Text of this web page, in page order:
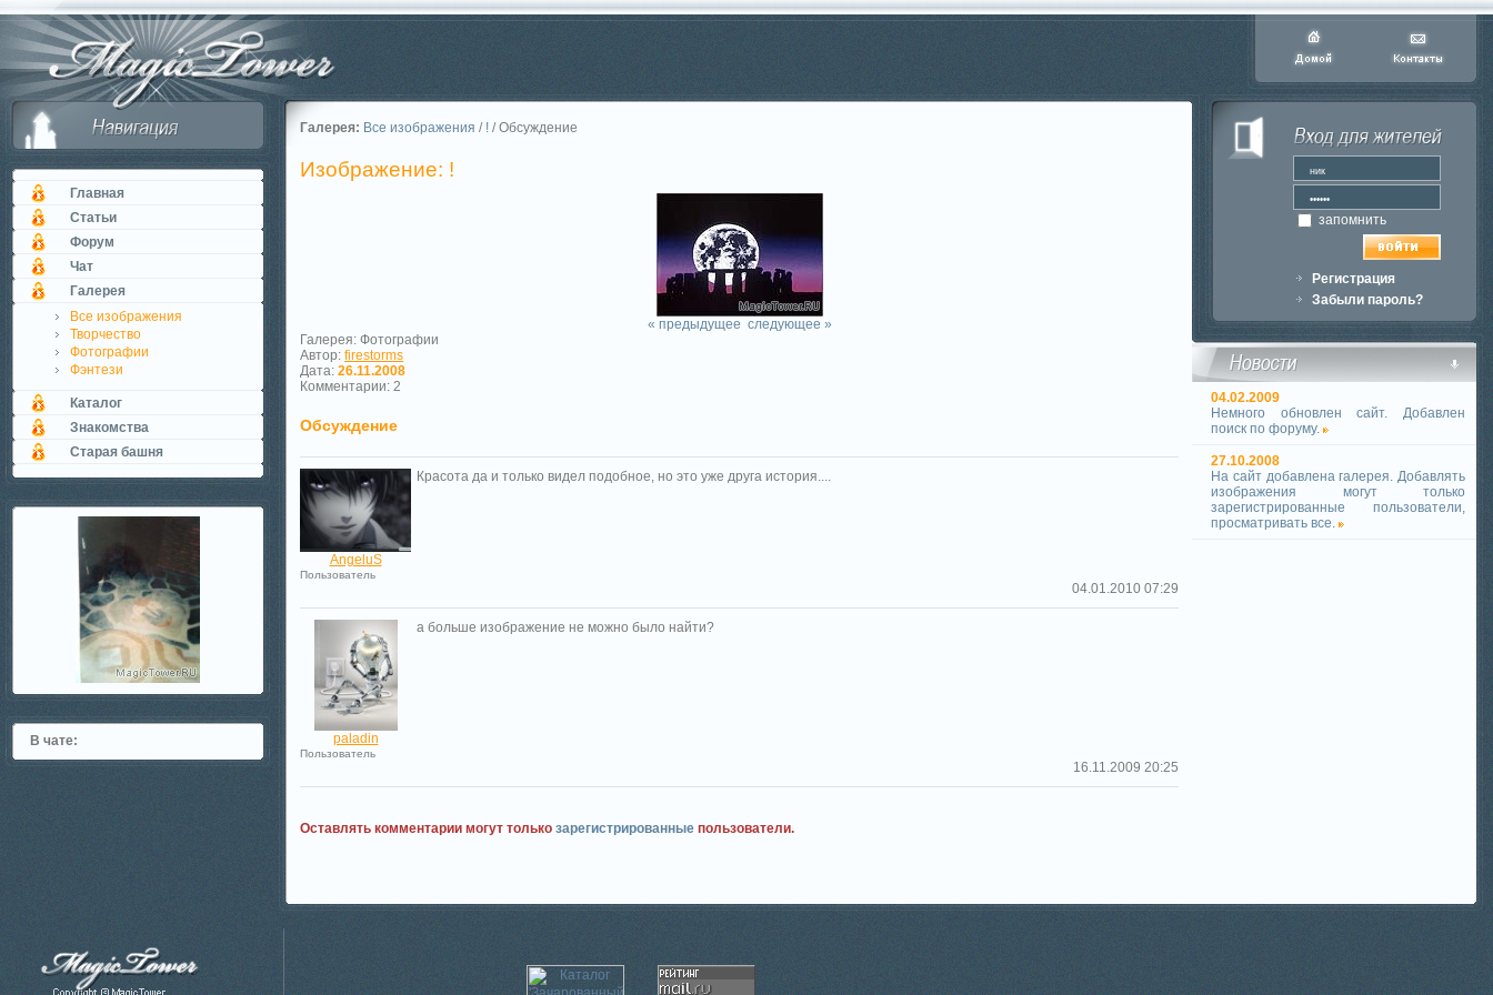
Главная
Статьи
Форум
Чат
Галерея
Все изображения
Творчество
Фотографии
Фэнтези
Каталог
Знакомства
Старая башня
В чате:
Галерея: Все изображения / ! / Обсуждение
Изображение: !
« предыдущее следующее »
Галерея: Фотографии
Автор: firestorms
Дата: 26.11.2008
Комментарии: 2
Обсуждение
AngeluS
Пользователь
Красота да и только видел подобное, но это уже друга история....
04.01.2010 07:29
paladin
Пользователь
а больше изображение не можно было найти?
16.11.2009 20:25
Оставлять комментарии могут только зарегистрированные пользователи.
запомнить
Регистрация
Забыли пароль?
04.02.2009
Немного обновлен сайт. Добавлен
поиск по форуму.
27.10.2008
На сайт добавлена галерея. Добавлять
изображения могут только
зарегистрированные пользователи,
просматривать все.